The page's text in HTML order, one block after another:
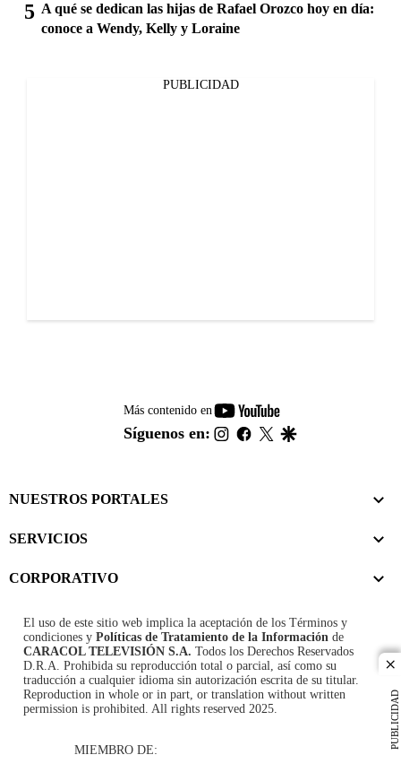
PUBLICIDAD
A qué se dedican las hijas de Rafael Orozco hoy en día:
conoce a Wendy, Kelly y Loraine
PUBLICIDAD
Más contenido en
youtube-
footer
Síguenos en: instagram
facebook
twitter
NUESTROS PORTALES
SERVICIOS
CORPORATIVO
El uso de este sitio web implica la aceptación de los Términos y
condiciones y Políticas de Tratamiento de la Información de
CARACOL TELEVISIÓN S.A. Todos los Derechos Reservados
D.R.A. Prohibida su reproducción total o parcial, así como su
traducción a cualquier idioma sin autorización escrita de su titular.
Reproduction in whole or in part, or translation without written
permission is prohibited. All rights reserved 2025.
MIEMBRO DE: